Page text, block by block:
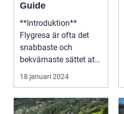
Guide
**Introduktion**
Flygresa är ofta det
snabbaste och
bekvämaste sättet att
resa till England från
ol...
18 januari 2024